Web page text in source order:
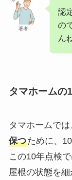
著者
認
の
ん
タマホームの
タマホームで
保つために、
この10年点検
屋根の状態を